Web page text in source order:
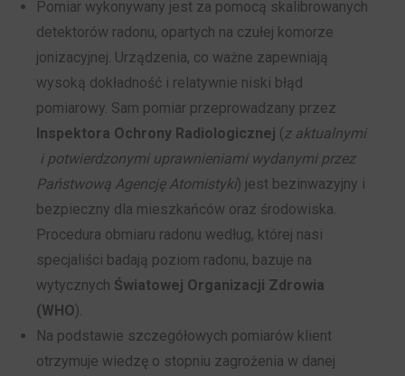
Pomiar wykonywany jest za pomocą skalibrowanych
detektorów radonu, opartych na czułej komorze
jonizacyjnej. Urządzenia, co ważne zapewniają
wysoką dokładność i relatywnie niski błąd
pomiarowy. Sam pomiar przeprowadzany przez
Inspektora Ochrony Radiologicznej (z aktualnymi
i potwierdzonymi uprawnieniami wydanymi przez
Państwową Agencję Atomistyki) jest bezinwazyjny i
bezpieczny dla mieszkańców oraz środowiska.
Procedura obmiaru radonu według, której nasi
specjaliści badają poziom radonu, bazuje na
wytycznych Światowej Organizacji Zdrowia
(WHO).
Na podstawie szczegółowych pomiarów klient
otrzymuje wiedzę o stopniu zagrożenia w danej